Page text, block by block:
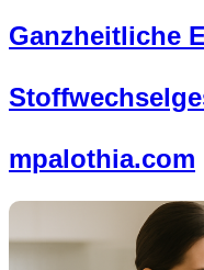
Ganzheitliche
mpalothia.com